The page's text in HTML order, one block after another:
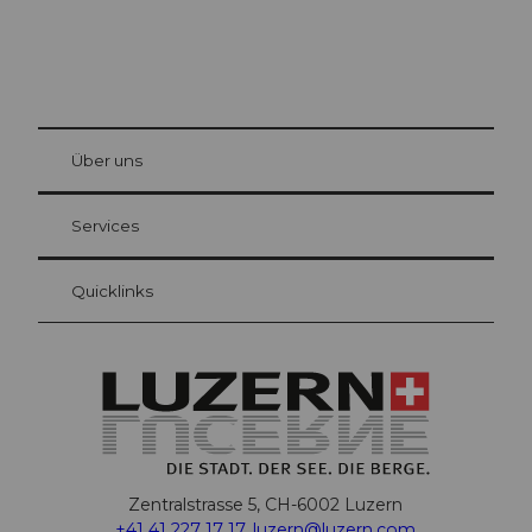
Gästekarte Luzern
Ihre Vorteile als Übernachtungsgast
at Bre
Über uns
Services
Quicklinks
Zentralstrasse 5, CH-6002 Luzern